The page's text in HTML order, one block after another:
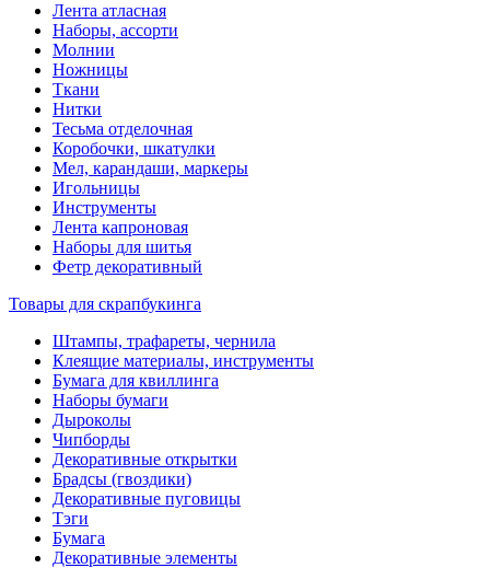
Лента атласная
Наборы, ассорти
Молнии
Ножницы
Ткани
Нитки
Тесьма отделочная
Коробочки, шкатулки
Мел, карандаши, маркеры
Игольницы
Инструменты
Лента капроновая
Наборы для шитья
Фетр декоративный
Товары для скрапбукинга
Штампы, трафареты, чернила
Клеящие материалы, инструменты
Бумага для квиллинга
Наборы бумаги
Дыроколы
Чипборды
Декоративные открытки
Брадсы (гвоздики)
Декоративные пуговицы
Тэги
Бумага
Декоративные элементы